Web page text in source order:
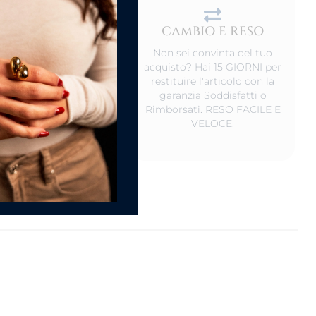
PRODOTTO
non indossati,
in un luogo
ed al riparo da luce
Va bene anche
scatolino.
CAMBIO E RESO
Non sei convinta del tuo
acquisto? Hai 15 GIORNI per
restituire l'articolo con la
garanzia Soddisfatti o
Rimborsati. RESO FACILE E
VELOCE.